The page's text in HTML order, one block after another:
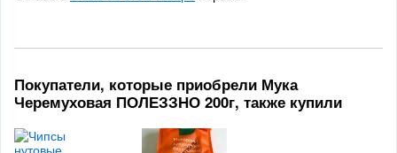
Покупатели, которые приобрели Мука
Черемуховая ПОЛЕЗЗНО 200г, также купили